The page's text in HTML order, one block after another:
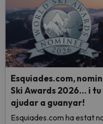
Esquiades.com,
Ski Awards 2026… i tu
ajudar a guanyar!
Esquiades.com ha estat